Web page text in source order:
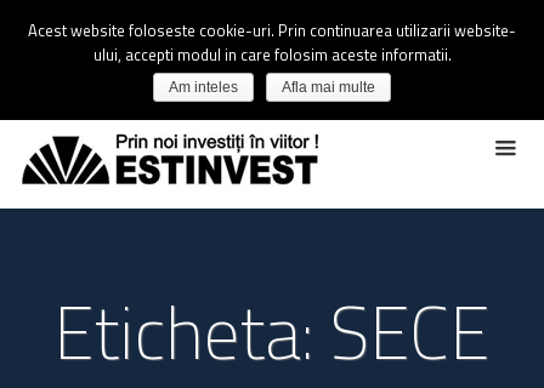
Eticheta: SECE
Acest website foloseste cookie-uri. Prin continuarea utilizarii website-
ului, accepti modul in care folosim aceste informatii.
Am inteles Afla mai multe